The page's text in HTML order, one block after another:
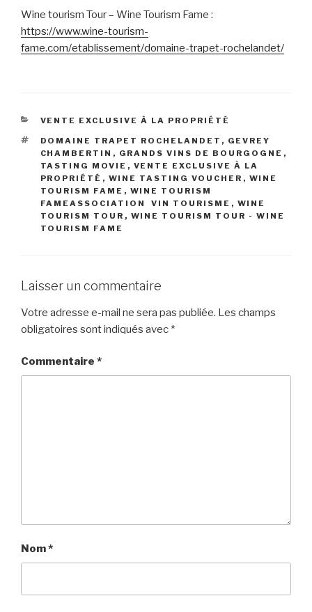
Wine tourism Tour – Wine Tourism Fame :
https://www.wine-tourism-
fame.com/etablissement/domaine-trapet-rochelandet/
CATÉGORIES
VENTE EXCLUSIVE À LA PROPRIÉTÉ
ÉTIQUETTES
DOMAINE TRAPET ROCHELANDET , GEVREY
CHAMBERTIN , GRANDS VINS DE BOURGOGNE ,
TASTING MOVIE , VENTE EXCLUSIVE À LA
PROPRIÉTÉ , WINE TASTING VOUCHER , WINE
TOURISM FAME , WINE TOURISM
FAMEASSOCIATION VIN TOURISME , WINE
TOURISM TOUR , WINE TOURISM TOUR - WINE
TOURISM FAME
Laisser un commentaire
Votre adresse e-mail ne sera pas publiée. Les champs
obligatoires sont indiqués avec *
Commentaire *
Nom*